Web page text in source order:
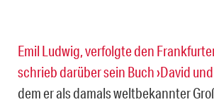
Emil Ludwig, verfolgte den
schrieb darüber sein Buch ›David und
dem er als damals weltbekannter